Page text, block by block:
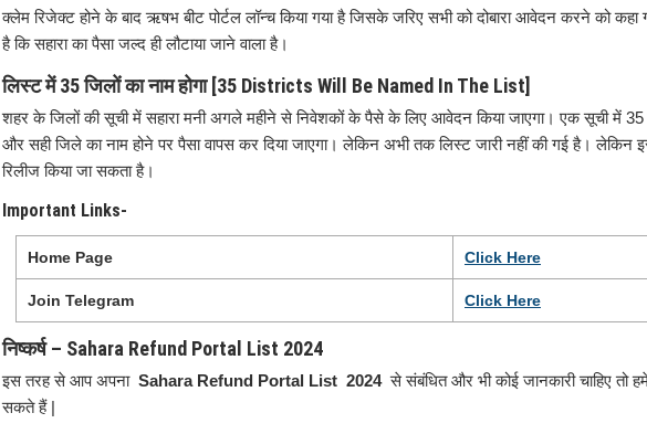
क्लेम रिजेक्ट होने के बाद ऋषभ बीट पोर्टल लॉन्च किया गया है जिसके जरिए सभी को दोबारा आवेदन करने को कहा
है कि सहारा का पैसा जल्द ही लौटाया जाने वाला है।
लिस्ट में 35 जिलों का नाम होगा [35 Districts Will Be Named In The List]
शहर के जिलों की सूची में सहारा मनी अगले महीने से निवेशकों के पैसे के लिए आवेदन किया जाएगा। एक सूची में 35
और सही जिले का नाम होने पर पैसा वापस कर दिया जाएगा। लेकिन अभी तक लिस्ट जारी नहीं की गई है।
रिलीज किया जा सकता है।
Important Links-
Home Page Click Here
Join Telegram Click Here
निष्कर्ष – Sahara Refund Portal List 2024
इस तरह से आप अपना Sahara Refund Portal List 2024से संबंधित और भी कोई जानकारी चाहिए
सकते हैं |